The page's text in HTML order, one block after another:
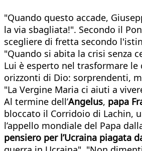
"Quando questo accade,
la via sbagliata!". Secondo il
scegliere di fretta secondo
"Quando si abita la crisi senza
Lui è esperto nel trasformare
orizzonti di Dio: sorprendenti,
"La Vergine Maria ci aiuti a
Al termine dell’Angelus, papa
bloccato il Corridoio di Lachin,
l’appello mondiale del Papa
pensiero per l’Ucraina piagata